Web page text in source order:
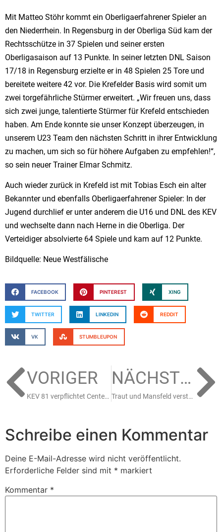
Mit Matteo Stöhr kommt ein Oberligaerfahrener Spieler an
den Niederrhein. In Regensburg in der Oberliga Süd kam der
Rechtsschütze in 37 Spielen und seiner ersten
Oberligasaison auf 13 Punkte. In seiner letzten DNL Saison
17/18 in Regensburg erzielte er in 48 Spielen 25 Tore und
bereitete weitere 42 vor. Die Krefelder Basis wird somit um
zwei torgefährliche Stürmer erweitert. „Wir freuen uns, dass
sich zwei junge, talentierte Stürmer für Krefeld entschieden
haben. Am Ende konnte sie unser Konzept überzeugen, in
unserem U23 Team den nächsten Schritt in ihrer Entwicklung
zu machen, um sich so für höhere Aufgaben zu empfehlen!“,
so sein neuer Trainer Elmar Schmitz.
Auch wieder zurück in Krefeld ist mit Tobias Esch ein alter
Bekannter und ebenfalls Oberligaerfahrener Spieler: In der
Jugend durchlief er unter anderem die U16 und DNL des KEV
und wechselte dann nach Herne in die Oberliga. Der
Verteidiger absolvierte 64 Spiele und kam auf 12 Punkte.
Bildquelle: Neue Westfälische
FACEBOOK PINTEREST XING
TWITTER LINKEDIN REDDIT
VK STUMBLEUPON
VORIGER
KEV 81 verpflichtet Center Jamieson für die Oberliga
NÄCHSTER
Traut und Mansfeld verstärken den Oberligakader
Schreibe einen Kommentar
Deine E-Mail-Adresse wird nicht veröffentlicht.
Erforderliche Felder sind mit * markiert
Kommentar *